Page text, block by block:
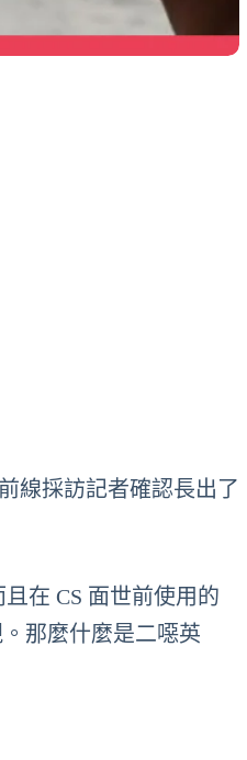
線採訪記者確認長出了
在 CS 面世前使用的
那麼什麼是二噁英